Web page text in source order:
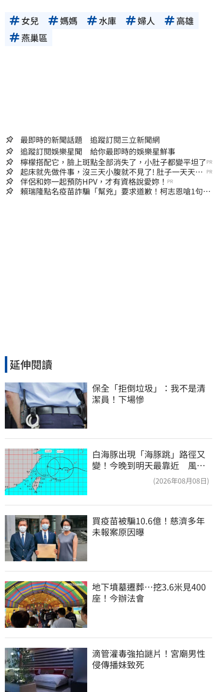
女兒 媽媽 水庫 婦人
高雄
燕巢區
最即時的新聞話題 追蹤訂閱三立新聞網
追蹤訂閱娛樂星聞 給你最即時的娛樂星鮮事
檸檬搭配它，臉上斑點全部消失了，小肚子都變平坦了 PR
起床就先做件事，沒三天小腹就不見了! 肚子一天天變
小！
PR
伴侶和妳一起預防HPV，才有資格說愛妳！ PR
賴瑞隆點名疫苗詐騙「幫兇」要求道歉！柯志恩嗆1句被
延伸閱讀
保全「拒倒垃圾」：我不是清
潔員！下場慘
白海豚出現「海豚跳」路徑又
變！今晚到明天最靠近 風雨
(2026年08月08日)
買疫苗被騙10.6億！慈濟多年
未報案原因曝
地下墳墓遷葬…挖3.6米見400
座！今辦法會
滴管灌毒強拍謎片！宮廟男性
侵傳播妹致死